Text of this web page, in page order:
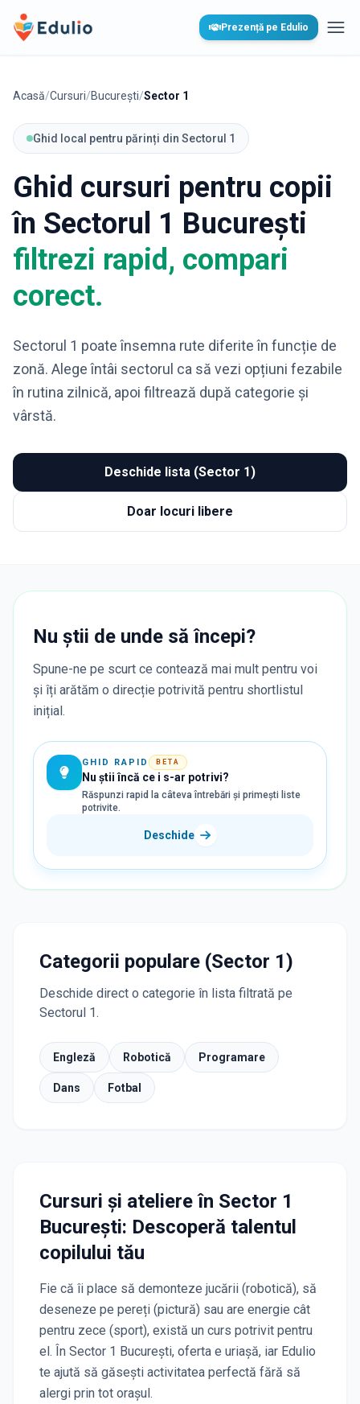
Edulio Prezență pe Edulio
Acasă/Cursuri/București/Sector 1
Ghid local pentru părinți din Sectorul 1
Ghid cursuri pentru copii
în Sectorul 1 București
filtrezi rapid, compari
corect.
Sectorul 1 poate însemna rute diferite în funcție de
zonă. Alege întâi sectorul ca să vezi opțiuni fezabile
în rutina zilnică, apoi filtrează după categorie și
vârstă.
Deschide lista (Sector 1)
Doar locuri libere
Nu știi de unde să începi?
Spune-ne pe scurt ce contează mai mult pentru voi
și îți arătăm o direcție potrivită pentru shortlistul
inițial.
GHID RAPID BETA
Nu știi încă ce i s-ar potrivi?
Răspunzi rapid la câteva întrebări și primești liste
potrivite.
Deschide
Categorii populare (Sector 1)
Deschide direct o categorie în lista filtrată pe
Sectorul 1.
Engleză Robotică Programare
Dans Fotbal
Cursuri și ateliereîn Sector 1
București: Descoperă talentul
copilului tău
Fie că îi place să demonteze jucării (robotică), să
deseneze pe pereți (pictură) sau are energie cât
pentru zece (sport), există un curs potrivit pentru
el. În Sector 1 București, oferta e uriașă, iar Edulio
te ajută să găsești activitatea perfectă fără să
alergi prin tot orașul.